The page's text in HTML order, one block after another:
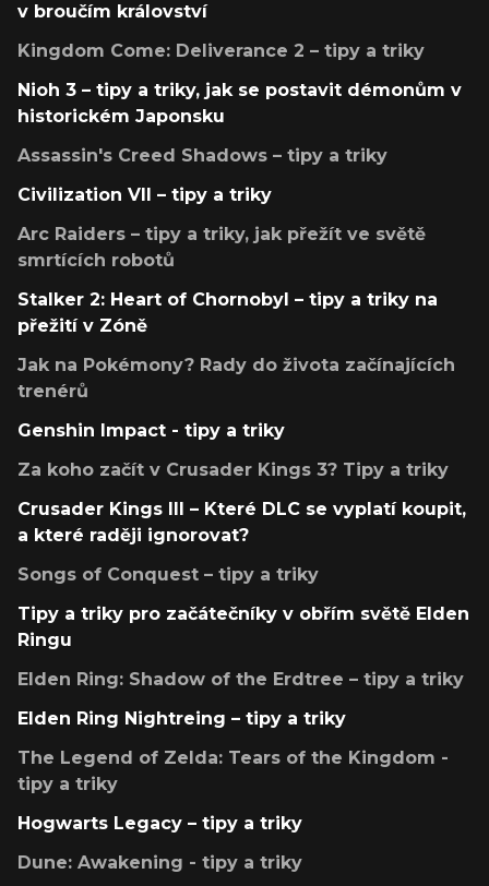
v broučím království
Kingdom Come: Deliverance 2 – tipy a triky
Nioh 3 – tipy a triky, jak se postavit démonům v
historickém Japonsku
Assassin's Creed Shadows – tipy a triky
Civilization VII – tipy a triky
Arc Raiders – tipy a triky, jak přežít ve světě
smrtících robotů
Stalker 2: Heart of Chornobyl – tipy a triky na
přežití v Zóně
Jak na Pokémony? Rady do života začínajících
trenérů
Genshin Impact - tipy a triky
Za koho začít v Crusader Kings 3? Tipy a triky
Crusader Kings III – Které DLC se vyplatí koupit,
a které raději ignorovat?
Songs of Conquest – tipy a triky
Tipy a triky pro začátečníky v obřím světě Elden
Ringu
Elden Ring: Shadow of the Erdtree – tipy a triky
Elden Ring Nightreing – tipy a triky
The Legend of Zelda: Tears of the Kingdom -
tipy a triky
Hogwarts Legacy – tipy a triky
Dune: Awakening - tipy a triky